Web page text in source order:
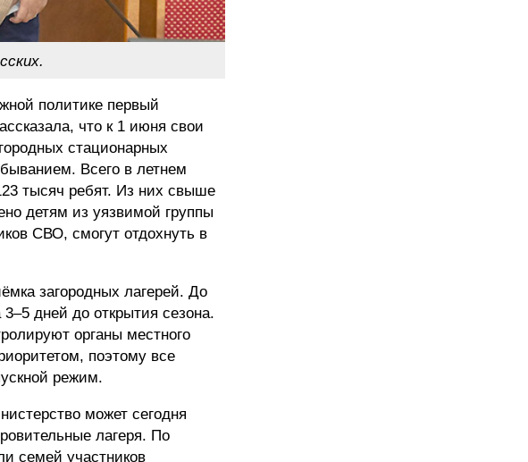
политике первый
что к 1 июня свои
стационарных
Всего в летнем
тысяч ребят. Из них свыше
детям из уязвимой группы
СВО, смогут отдохнуть в
загородных лагерей. До
дней до открытия сезона.
органы местного
поэтому все
режим.
может сегодня
лагеря. По
семей участников